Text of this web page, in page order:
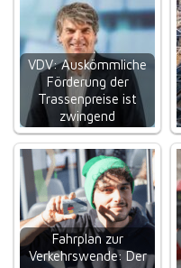
VDV: Auskömmliche
Förderung der
Trassenpreise ist
zwingend
Fahrplan zur
Verkehrswende: Der